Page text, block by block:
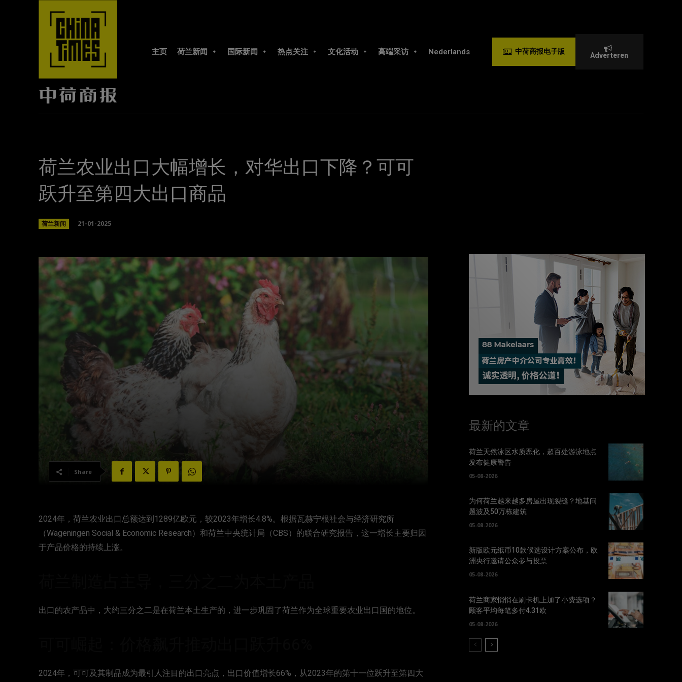
主页 荷兰新闻 国际新闻 热点关注 文化活动 高端采访 Nederlands 中荷商报电子版 Adverteren
荷兰农业出口大幅增长，对华出口下降？可可
跃升至第四大出口商品
荷兰新闻 21-01-2025
Share
2024年，荷兰农业出口总额达到1289亿欧元，较2023年增长4.8%。根据瓦赫宁根社会与经济研究所
（Wageningen Social & Economic Research）和荷兰中央统计局（CBS）的联合研究报告，这一增长主要归因
于产品价格的持续上涨。
出口的农产品中，大约三分之二是在荷兰本土生产的，进一步巩固了荷兰作为全球重要农业出口国的地位。
2024年，可可及其制品成为最引人注目的出口亮点，出口价值增长66%，从2023年的第十一位跃升至第四大
最新的文章
荷兰天然泳区水质恶化，超百处游泳地点
发布健康警告
05-08-2026
为何荷兰越来越多房屋出现裂缝？地基问
题波及50万栋建筑
05-08-2026
新版欧元纸币10款候选设计方案公布，欧
洲央行邀请公众参与投票
05-08-2026
荷兰商家悄悄在刷卡机上加了小费选项？
顾客平均每笔多付4.31欧
05-08-2026